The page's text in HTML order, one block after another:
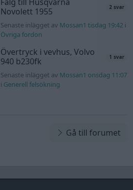
Novolett 1955
2 svar
Senaste inlägget av Mossan1 tisdag 19:42i
Övriga fordon
Övertryck i vevhus, Volvo
940 b230fk
1 svar
Senaste inlägget av Mossan1 onsdag 11:07
i Generell felsökning
Gå till forumet